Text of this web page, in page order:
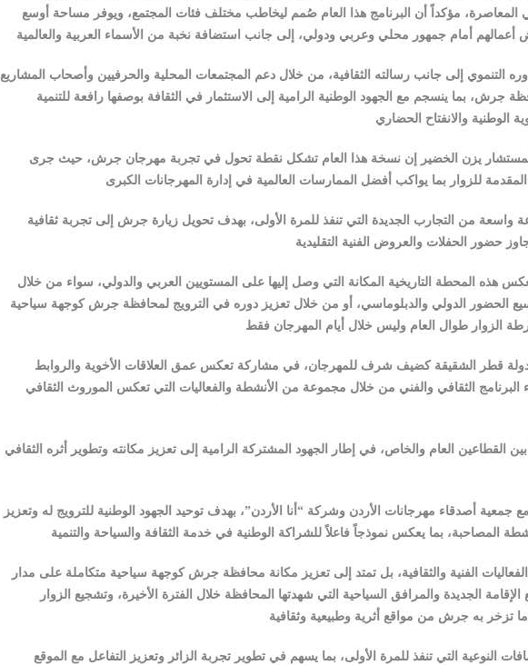
المعاصرة، مؤكداً أن البرنامج هذا العام صُمم ليخاطب مختلف فئات المجتمع، ويوفر مساحة أوسع
التنموي إلى جانب رسالته الثقافية، من خلال دعم المجتمعات المحلية والحرفيين وأصحاب المشاريع
جرش، بما ينسجم مع الجهود الوطنية الرامية إلى الاستثمار في الثقافة بوصفها رافعة للتنمية
المستشار يزن الخضير إن نسخة هذا العام تشكل نقطة تحول في تجربة مهرجان جرش، حيث جرى
من التجارب الجديدة التي تنفذ للمرة الأولى، بهدف تحويل زيارة جرش إلى تجربة ثقافية
هذه المحطة التاريخية المكانة التي وصل إليها على المستويين العربي والدولي، سواء من خلال
الحضور الدولي والدبلوماسي، أو من خلال تعزيز دوره في الترويج لمحافظة جرش كوجهة سياحية
قطر الشقيقة كضيف شرف للمهرجان، في مشاركة تعكس عمق العلاقات الأخوية والروابط
البرنامج الثقافي والفني من خلال مجموعة من الأنشطة والفعاليات التي تعكس الموروث الثقافي
القطاعين العام والخاص، في إطار الجهود المشتركة الرامية إلى تعزيز مكانته وتطوير أثره الثقافي
أصدقاء مهرجانات الأردن وشركة “أنا الأردن”، بهدف توحيد الجهود الوطنية للترويج له وتعزيز
الفنية والثقافية، بل تمتد إلى تعزيز مكانة محافظة جرش كوجهة سياحية متكاملة على مدار
الجديدة والمرافق السياحية التي شهدتها المحافظة خلال الفترة الأخيرة، وتشجيع الزوار
النوعية التي تنفذ للمرة الأولى، بما يسهم في تطوير تجربة الزائر وتعزيز التفاعل مع الموقع